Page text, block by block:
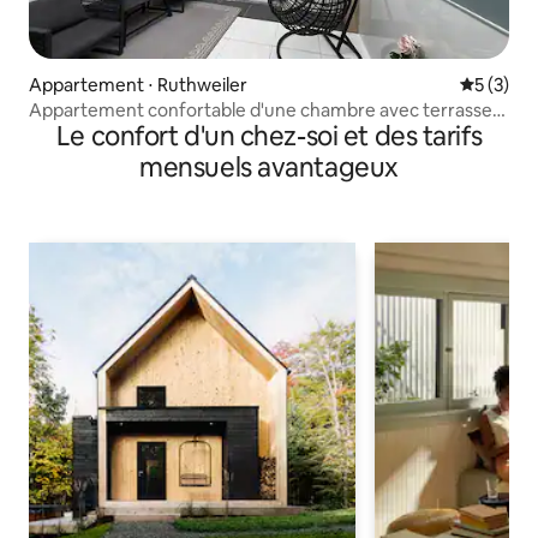
Appartement ⋅ Ruthweiler
5 (3)
Appartement confortable d'une chambre avec terrasse
privée près de la base américaine de RA
Le confort d'un chez-soi et des tarifs
mensuels avantageux